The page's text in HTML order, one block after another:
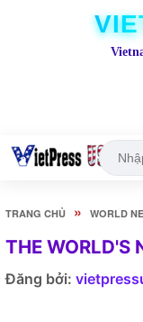
TRANG CHỦ » WORLD
THE WORLD'S
Đăng bởi: